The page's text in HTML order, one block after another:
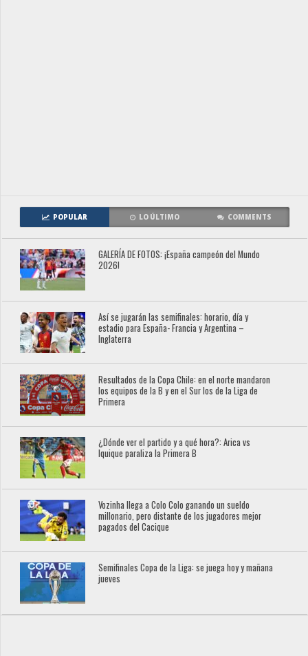
POPULAR LO ÚLTIMO COMMENTS
GALERÍA DE FOTOS: ¡España campeón del Mundo
2026!
Así se jugarán las semifinales: horario, día y
estadio para España- Francia y Argentina –
Inglaterra
Resultados de la Copa Chile: en el norte mandaron
los equipos de la B y en el Sur los de la Liga de
Primera
¿Dónde ver el partido y a qué hora?: Arica vs
Iquique paraliza la Primera B
Vozinha llega a Colo Colo ganando un sueldo
millonario, pero distante de los jugadores mejor
pagados del Cacique
Semifinales Copa de la Liga: se juega hoy y mañana
jueves